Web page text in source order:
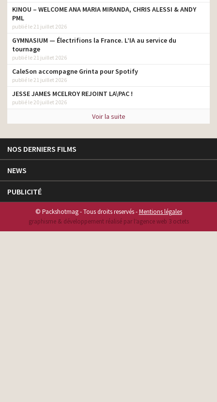
KINOU – WELCOME ANA MARIA MIRANDA, CHRIS ALESSI & ANDY
PML
publié le 21 juillet 2026
GYMNASIUM — Électrifions la France. L’IA au service du
tournage
publié le 21 juillet 2026
CaleSon accompagne Grinta pour Spotify
publié le 21 juillet 2026
JESSE JAMES MCELROY REJOINT LA\PAC !
publié le 20 juillet 2026
Voir la suite
NOS DERNIERS FILMS
NEWS
PUBLICITÉ
© Packshotmag - Tous droits reservés -Mentions légales
graphisme & développement réalisé par l‘agence web 3 octets